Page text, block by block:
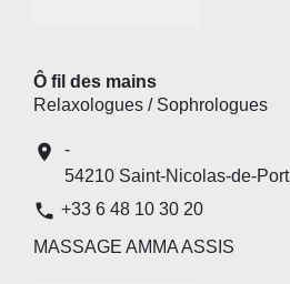
Ô fil des mains
Relaxologues / Sophrologues
location_on
-
54210 Saint-Nicolas-de-Port
phone +33 6 48 10 30 20
MASSAGE AMMA ASSIS